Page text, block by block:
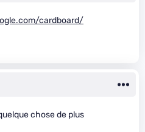
cardboard/
chose de plus